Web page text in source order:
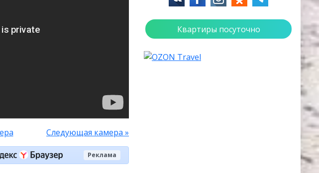
Следующая камера »
Реклама
Квартиры посуточно